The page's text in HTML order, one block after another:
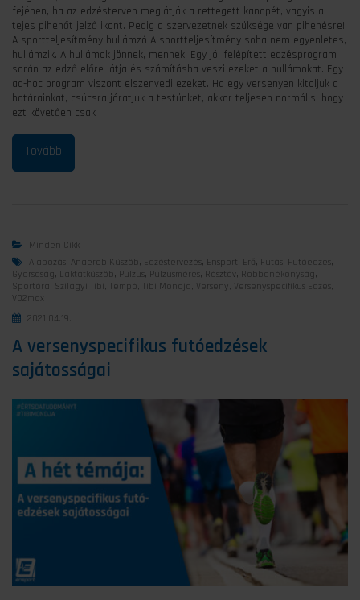
fejében, ha az edzésterven meglátják a rettegett kanapét, vagyis a
tejes pihenőt jelző ikont. Pedig a szervezetnek szüksége van pihenésre!
A sportteljesítmény hullámzó A sportteljesítmény soha nem egyenletes,
hullámzik. A hullámok jönnek, mennek. Egy jól felépített edzésprogram
során az edző előre látja és számításba veszi ezeket a hullámokat. Egy
ad-hoc program viszont elszenvedi ezeket. Ha egy versenyen kitoljuk a
határainkat, csúcsra járatjuk a testünket, akkor teljesen normális, hogy
ezt követően csak
Minden Cikk
Alapozás, Anaerob Küszöb , Edzéstervezés, Ensport , Erő, Futás, Futóedzés,
Gyorsaság, Laktátküszöb , Pulzus, Pulzusmérés, Résztáv , Robbanékonyság,
Sportóra, Szilágyi Tibi, Tempó , Tibi Mondja, Verseny, Versenyspecifikus Edzés,
VO2max
2021.04.19.
A versenyspecifikus futóedzések
sajátosságai